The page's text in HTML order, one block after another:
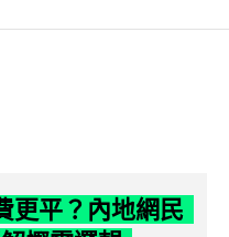
更平？內地網民